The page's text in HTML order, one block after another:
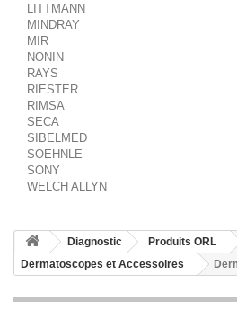
LITTMANN
MINDRAY
MIR
NONIN
RAYS
RIESTER
RIMSA
SECA
SIBELMED
SOEHNLE
SONY
WELCH ALLYN
Diagnostic
Produits ORL
Dermatoscopes et Accessoires